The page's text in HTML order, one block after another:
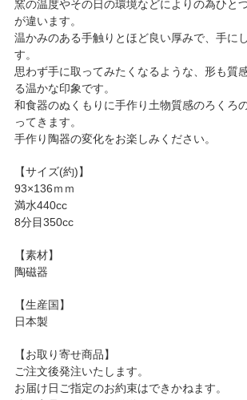
窯の温度やその日の環境などによりの為ひと
が違います。
温かみのある手触りとほど良い厚みで、手に
す。
思わず手に取ってみたくなるような、形も質
る温かな印象です。
和食器のぬくもりに手作り土物質感のろくろ
ってきます。
手作り陶器の変化をお楽しみください。
【サイズ(約)】
93×136ｍｍ
満水440cc
8分目350cc
【素材】
陶磁器
【生産国】
日本製
【お取り寄せ商品】
ご注文後発注いたします。
お届け日ご指定のお約束はできかねます。